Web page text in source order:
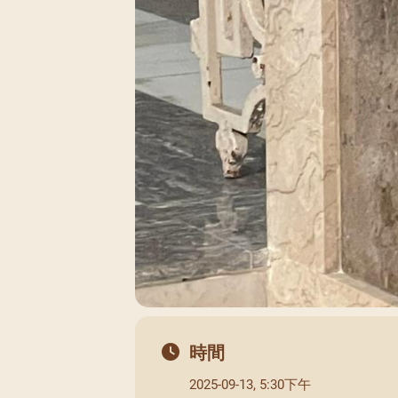
時間
2025-09-13, 5:30下午